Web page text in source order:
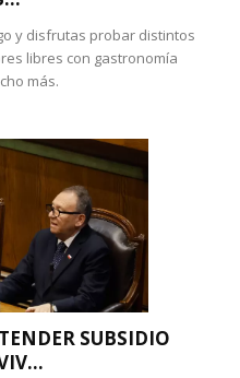
y disfrutas probar distintos
libres con gastronomía
más.
SUBSIDIO